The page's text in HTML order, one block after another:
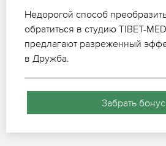
Недорогой способ
обратиться в студию TIBET-
предлагают разреженный
в Дружба.
Забрать бонус